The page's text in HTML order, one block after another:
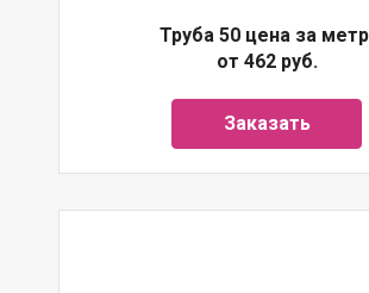
Труба 50 цена за метр
от 462 руб.
Заказать